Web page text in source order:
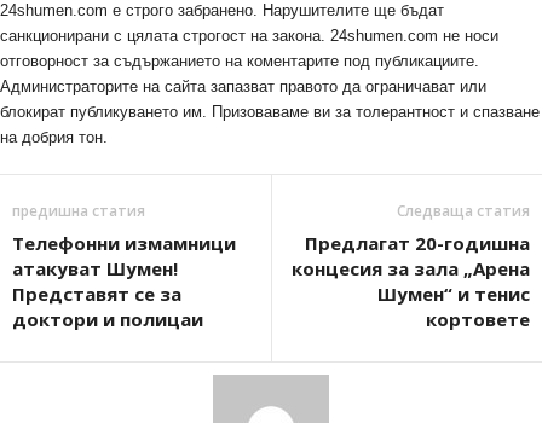
24shumen.com е строго забранено. Нарушителите ще бъдат
санкционирани с цялата строгост на закона. 24shumen.com не носи
отговорност за съдържанието на коментарите под публикациите.
Администраторите на сайта запазват правото да ограничават или
блокират публикуването им. Призоваваме ви за толерантност и спазване
на добрия тон.
предишна статия
Телефонни измамници
атакуват Шумен!
Представят се за
доктори и полицаи
Следваща статия
Предлагат 20-годишна
концесия за зала „Арена
Шумен“ и тенис
кортовете